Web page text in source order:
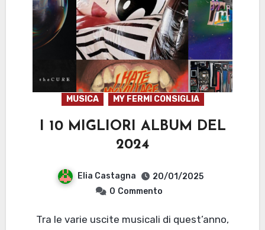
MUSICA MY FERMI CONSIGLIA
I 10 MIGLIORI ALBUM DEL
2024
Elia Castagna
20/01/2025
0 Commento
Tra le varie uscite musicali di quest’anno,